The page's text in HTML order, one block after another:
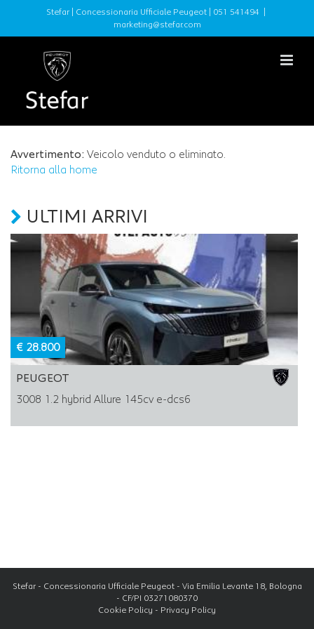
Stefar | Concessionaria Ufficiale Peugeot | 051 541494
marketing@stefar.com
Avvertimento: Veicolo venduto o eliminato.
Ritorna alla home
ULTIMI ARRIVI
€ 28.800
PEUGEOT
3008 1.2 hybrid Allure 145cv e-dcs6
Stefar - Concessionaria Ufficiale Peugeot - Via Emilia Levante 18, Bologna
- CF/PI 03271080370
Cookie Policy - Privacy Policy